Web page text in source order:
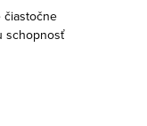
čiastočne
schopnosť